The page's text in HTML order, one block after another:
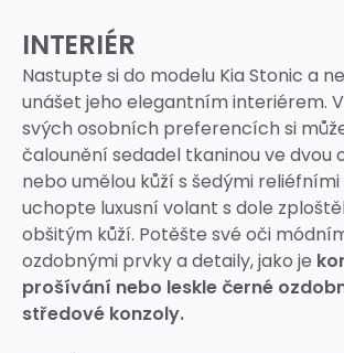
INTERIÉR
Nastupte si do modelu Kia Stonic a
unášet jeho elegantním interiérem.
svých osobních preferencích si
čalounění sedadel tkaninou ve dvou
nebo umělou kůží s šedými
uchopte luxusní volant s dole
obšitým kůží. Potěšte své oči
ozdobnými prvky a detaily, jako je
prošívání nebo leskle černé
středové konzoly.